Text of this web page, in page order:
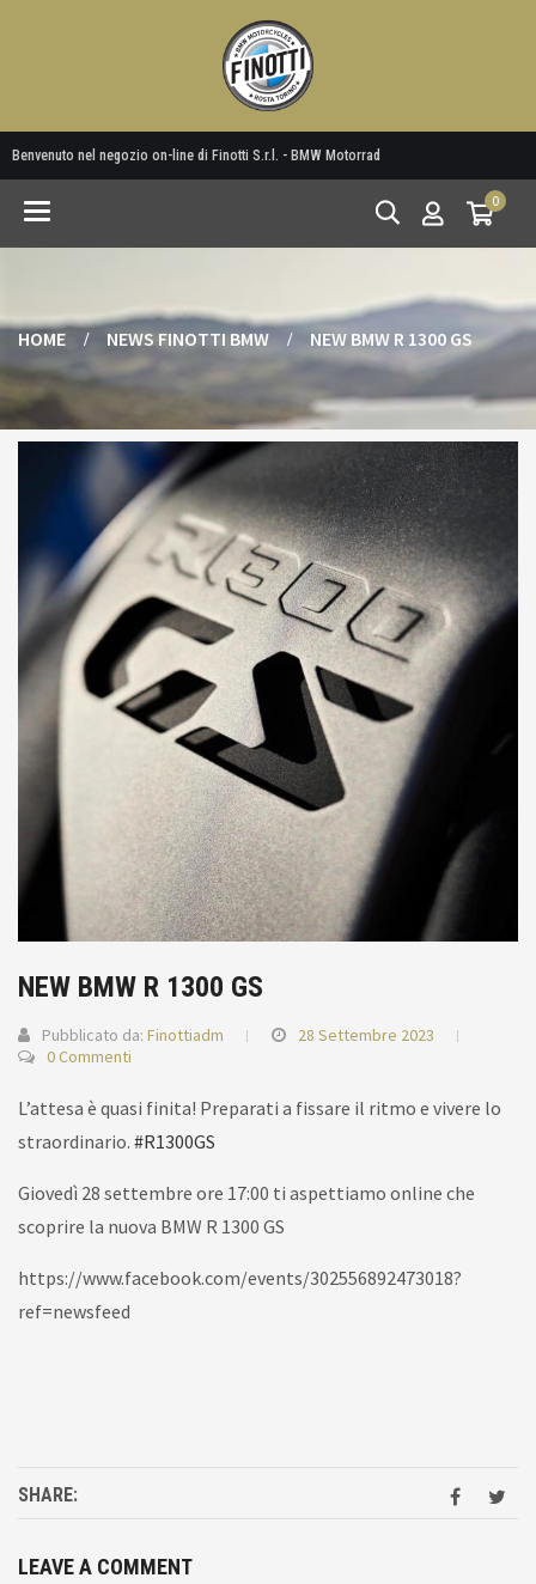
Benvenuto nel negozio on-line di Finotti S.r.l. - BMW Motorrad
Toggle
0
HOME NEWS FINOTTI BMW NEW BMW R 1300 GS
NEW BMW R 1300 GS
Pubblicato da: Finottiadm
28 Settembre 2023
0 Commenti
L’attesa è quasi finita! Preparati a fissare il ritmo e vivere lo
straordinario. #R1300GS
Giovedì 28 settembre ore 17:00 ti aspettiamo online che
scoprire la nuova BMW R 1300 GS
https://www.facebook.com/events/302556892473018?
ref=newsfeed
SHARE:
LEAVE A COMMENT